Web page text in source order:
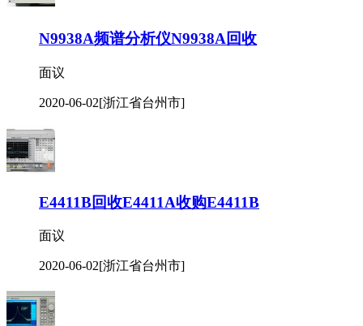
N9938A频谱分析仪N9938A回收
面议
2020-06-02[浙江省台州市]
E4411B回收E4411A收购E4411B
面议
2020-06-02[浙江省台州市]